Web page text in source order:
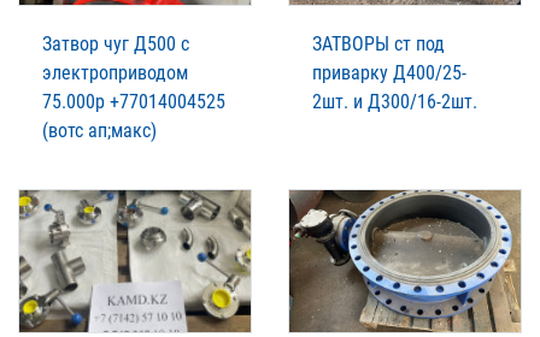
Затвор чуг Д500 с
электроприводом
75.000р +77014004525
(вотс ап;макс)
ЗАТВОРЫ ст под
приварку Д400/25-
2шт. и Д300/16-2шт.